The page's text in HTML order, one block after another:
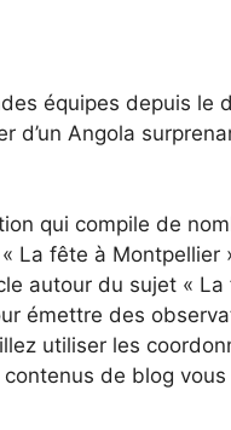
équipes depuis le
d’un Angola
qui compile de
La fête à Montpellier
autour du sujet «
émettre des
utiliser les
de blog